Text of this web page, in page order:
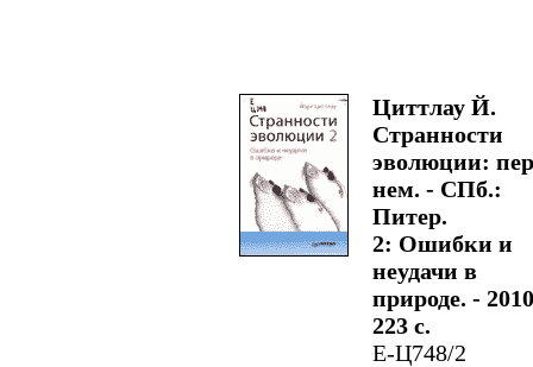
Циттлау Й.
Странности
эволюции:
нем. - СПб.:
Питер.
2: Ошибки и
неудачи в
природе. -
223 с.
Е-Ц748/2